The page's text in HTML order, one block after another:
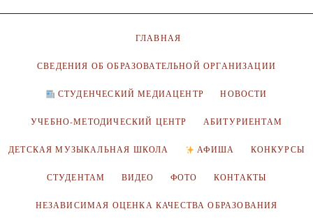
ГЛАВНАЯ
СВЕДЕНИЯ ОБ ОБРАЗОВАТЕЛЬНОЙ ОРГАНИЗАЦИИ
СТУДЕНЧЕСКИЙ МЕДИАЦЕНТР НОВОСТИ
УЧЕБНО-МЕТОДИЧЕСКИЙ ЦЕНТР АБИТУРИЕНТАМ
ДЕТСКАЯ МУЗЫКАЛЬНАЯ ШКОЛА АФИША КОНКУРСЫ
СТУДЕНТАМ ВИДЕО ФОТО КОНТАКТЫ
НЕЗАВИСИМАЯ ОЦЕНКА КАЧЕСТВА ОБРАЗОВАНИЯ